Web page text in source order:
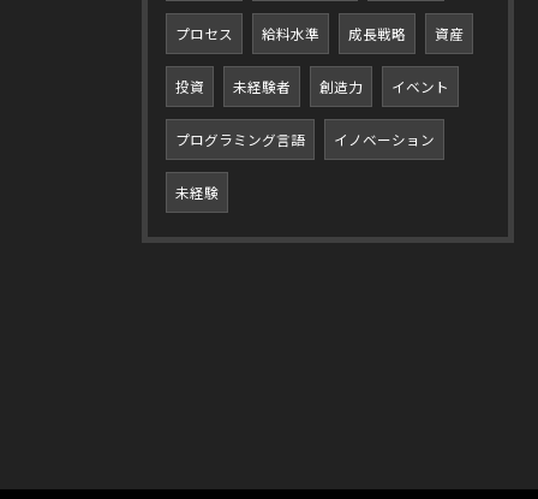
プロセス 給料水準 成長戦略 資産
投資 未経験者 創造力 イベント
プログラミング言語 イノベーション
未経験